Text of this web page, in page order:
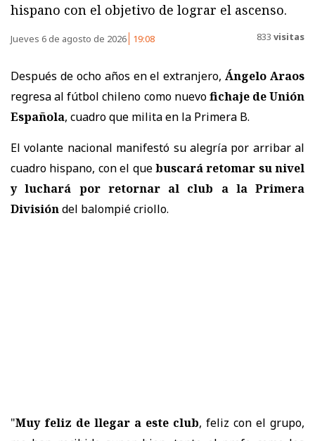
hispano con el objetivo de lograr el ascenso.
Jueves 6 de agosto de 2026 19:08 833 visitas
Después de ocho años en el extranjero,Ángelo Araos
regresa al fútbol chileno como nuevofichaje de Unión
Española, cuadro que milita en la Primera B.
El volante nacional manifestó su alegría por arribar al
cuadro hispano, con el quebuscará retomar su nivel
y luchará por retornar al club a la Primera
Divisióndel balompié criollo.
"Muy feliz de llegar a este club, feliz con el grupo,